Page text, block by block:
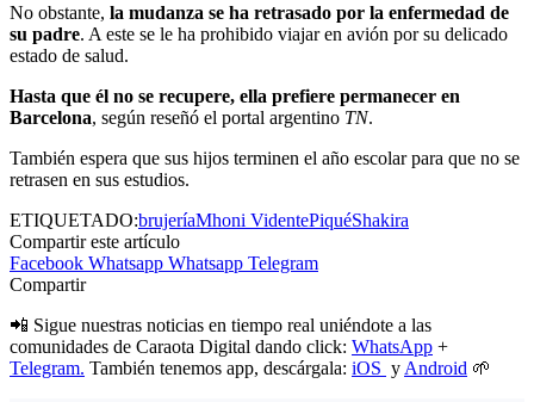
No obstante, la mudanza se ha retrasado por la enfermedad de
su padre. A este se le ha prohibido viajar en avión por su delicado
estado de salud.
Hasta que él no se recupere, ella prefiere permanecer en
Barcelona, según reseñó el portal argentino TN.
También espera que sus hijos terminen el año escolar para que no se
retrasen en sus estudios.
ETIQUETADO:brujeríaMhoni VidentePiquéShakira
Compartir este artículo
Facebook Whatsapp Whatsapp Telegram
Compartir
📲 Sigue nuestras noticias en tiempo real uniéndote a las
comunidades de Caraota Digital dando click: WhatsApp +
Telegram. También tenemos app, descárgala: iOS y Android 🌱